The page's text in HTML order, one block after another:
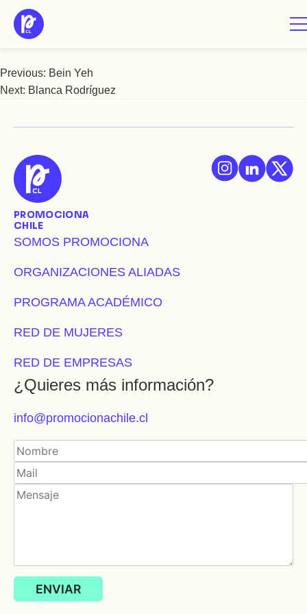
Saltar
Bernardita Varas
Navegación
entradas
Previous: Bein Yeh
Next: Blanca Rodríguez
PROMOCIONA
CHILE
SOMOS PROMOCIONA
ORGANIZACIONES ALIADAS
PROGRAMA ACADÉMICO
RED DE MUJERES
RED DE EMPRESAS
¿Quieres más información?
info@promocionachile.cl